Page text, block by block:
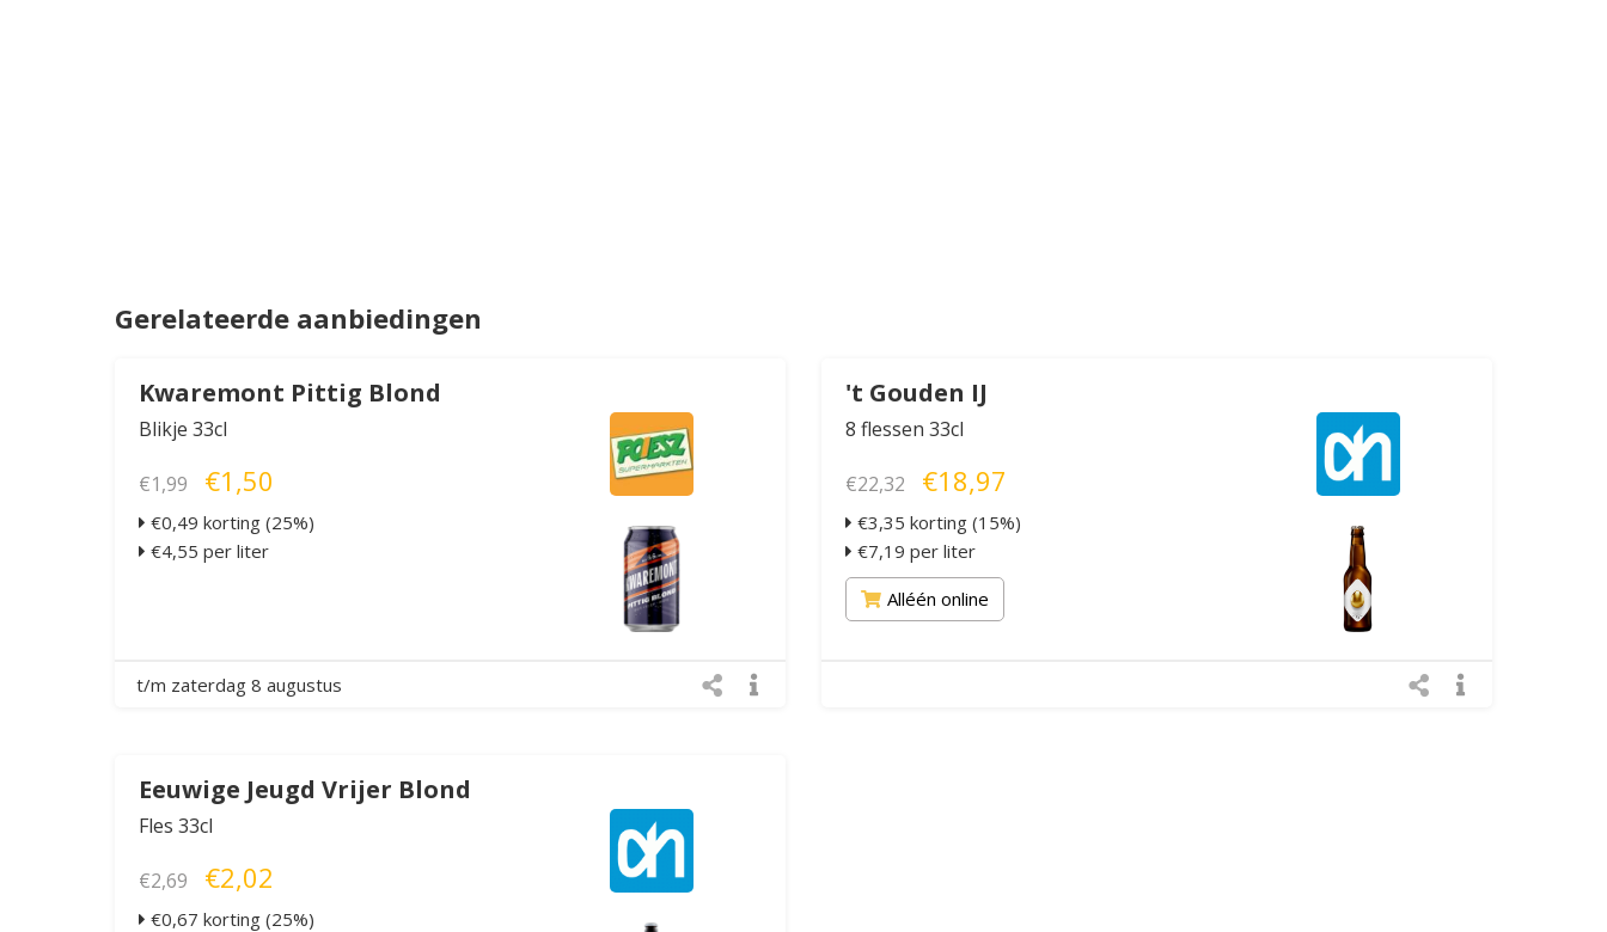
Gerelateerde aanbiedingen
Kwaremont Pittig Blond
Blikje 33cl
€1,99 €1,50
€0,49 korting (25%)
€4,55 per liter
t/m zaterdag 8 augustus
't Gouden IJ
8 flessen 33cl
€22,32 €18,97
€3,35 korting (15%)
€7,19 per liter
Alléén online
Eeuwige Jeugd Vrijer Blond
Fles 33cl
€2,69 €2,02
€0,67 korting (25%)